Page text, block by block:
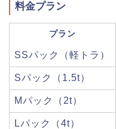
料金プラン
プラン
SSパック（軽トラ）
Sパック（1.5t）
Mパック（2t）
Lパック（4t）